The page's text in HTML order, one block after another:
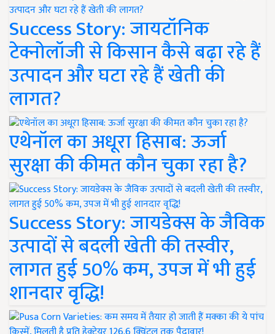
Success Story: जायटॉनिक
टेक्नोलॉजी से किसान कैसे बढ़ा रहे हैं
उत्पादन और घटा रहे हैं खेती की
लागत?
एथेनॉल का अधूरा हिसाब: ऊर्जा
सुरक्षा की कीमत कौन चुका रहा है?
Success Story: जायडेक्स के जैविक
उत्पादों से बदली खेती की तस्वीर,
लागत हुई 50% कम, उपज में भी हुई
शानदार वृद्धि!